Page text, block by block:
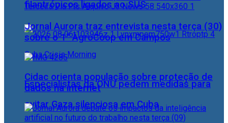
filantrópicos ligados ao SUS
Especialistas da ONU pedem medidas para
evitar Gaza silenciosa em Cuba
Jornal Aurora traz entrevista nesta terça (30)
sobre o 1° AgroCoop em Campos
Cidac orienta população sobre proteção de
dados na internet